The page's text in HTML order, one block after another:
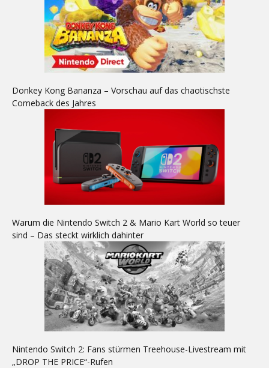
Donkey Kong Bananza – Vorschau auf das chaotischste
Comeback des Jahres
Warum die Nintendo Switch 2 & Mario Kart World so teuer
sind – Das steckt wirklich dahinter
Nintendo Switch 2: Fans stürmen Treehouse-Livestream mit
„DROP THE PRICE“-Rufen